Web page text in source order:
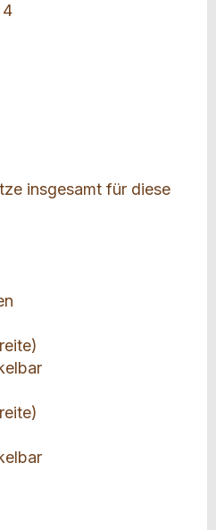
4
insgesamt für diese